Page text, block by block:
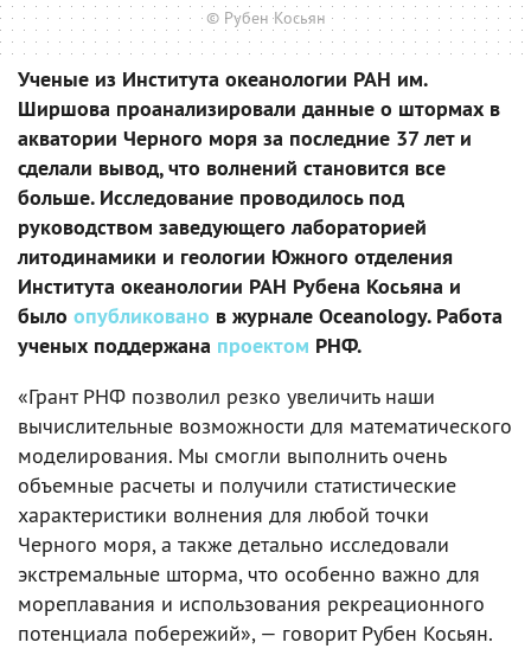
© Рубен Косьян
Ученые из Института океанологии РАН им.
Ширшова проанализировали данные о штормах в
акватории Черного моря за последние 37 лет и
сделали вывод, что волнений становится все
больше. Исследование проводилось под
руководством заведующего лабораторией
литодинамики и геологии Южного отделения
Института океанологии РАН Рубена Косьяна и
было опубликовано в журнале Oceanology. Работа
ученых поддержана проектом РНФ.
«Грант РНФ позволил резко увеличить наши
вычислительные возможности для математического
моделирования. Мы смогли выполнить очень
объемные расчеты и получили статистические
характеристики волнения для любой точки
Черного моря, а также детально исследовали
экстремальные шторма, что особенно важно для
мореплавания и использования рекреационного
потенциала побережий», — говорит Рубен Косьян.